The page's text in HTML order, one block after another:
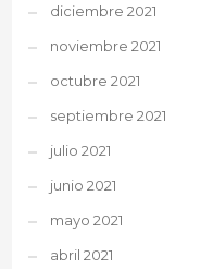
diciembre 2021
noviembre 2021
octubre 2021
septiembre 2021
julio 2021
junio 2021
mayo 2021
abril 2021